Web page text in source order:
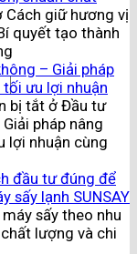
Cách giữ hương vị
quyết tạo thành
– Giải pháp
ưu lợi nhuận
bị tắt ở Đầu tư
pháp nâng
lợi nhuận cùng
đầu tư đúng để
sấy lạnh SUNSAY
sấy theo nhu
lượng và chi